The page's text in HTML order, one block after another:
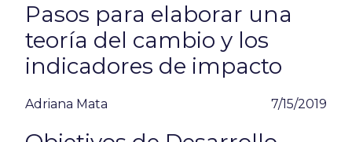
Pasos para elaborar una
teoría del cambio y los
indicadores de impacto
Adriana Mata 7/15/2019